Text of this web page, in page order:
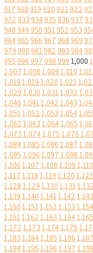
917918919920921922
932933934935936937
948949950951952953
964965966967968969
979980981982983984
9959969979989991,000
1,0071,0081,0091,010
1,0181,0191,0201,021
1,0291,0301,0311,032
1,0401,0411,0421,043
1,0511,0521,0531,054
1,0621,0631,0641,065
1,0731,0741,0751,076
1,0841,0851,0861,087
1,0951,0961,0971,098
1,1061,1071,1081,1091,110
1,1171,1181,1191,1201,121
1,1281,1291,1301,131
1,1391,1401,1411,1421,143
1,1501,1511,1521,1531,154
1,1611,1621,1631,1641,165
1,1721,1731,1741,175
1,1831,1841,1851,1861,187
1,1941,1951,1961,1971,198